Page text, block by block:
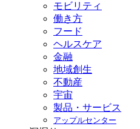
モビリティ
働き方
フード
ヘルスケア
金融
地域創生
不動産
宇宙
製品・サービス
アップルセンター